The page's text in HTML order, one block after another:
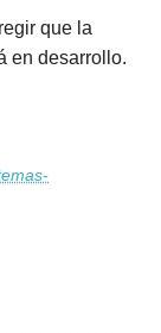
que la
en desarrollo.